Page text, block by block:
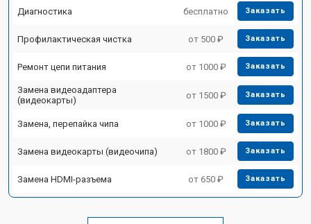
Диагностика бесплатно Заказать
Профилактическая чистка от 500 ₽ Заказать
Ремонт цепи питания от 1000 ₽ Заказать
Замена видеоадаптера
(видеокарты)
от 1500 ₽ Заказать
Замена, перепайка чипа от 1000 ₽ Заказать
Замена видеокарты (видеочипа) от 1800 ₽ Заказать
Замена HDMI-разъема от 650 ₽ Заказать